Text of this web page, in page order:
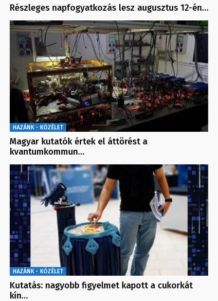
Részleges napfogyatkozás lesz augusztus 12-én…
HAZÁNK - KÖZÉLET
Magyar kutatók értek el áttörést a
kvantumkommun…
HAZÁNK - KÖZÉLET
Kutatás: nagyobb figyelmet kapott a cukorkát
kín…